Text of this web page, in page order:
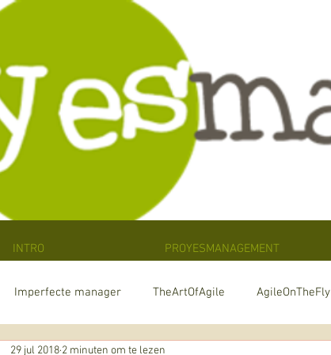
INTRO PROYESMANAGEMENT
Imperfecte manager TheArtOfAgile AgileOnTheFly
29 jul 2018 2 minuten om te lezen